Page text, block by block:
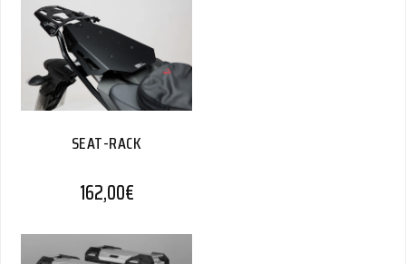
SEAT-RACK
162,00€